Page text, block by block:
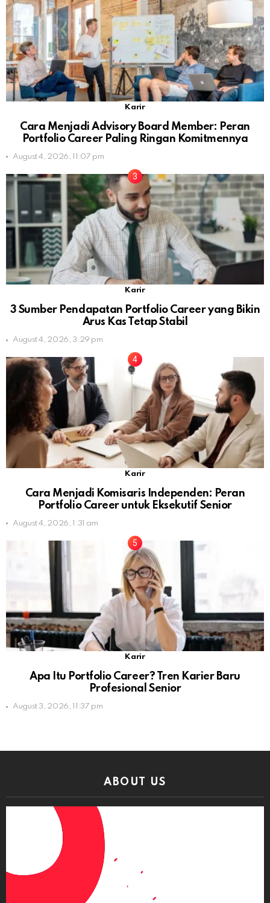
Karir
Cara Menjadi Advisory Board Member: Peran
Portfolio Career Paling Ringan Komitmennya
August 4, 2026, 11:07 pm
Karir
3 Sumber Pendapatan Portfolio Career yang Bikin
Arus Kas Tetap Stabil
August 4, 2026, 3:29 pm
Karir
Cara Menjadi Komisaris Independen: Peran
Portfolio Career untuk Eksekutif Senior
August 4, 2026, 1:31 am
Karir
Apa Itu Portfolio Career? Tren Karier Baru
Profesional Senior
August 3, 2026, 11:37 pm
ABOUT US